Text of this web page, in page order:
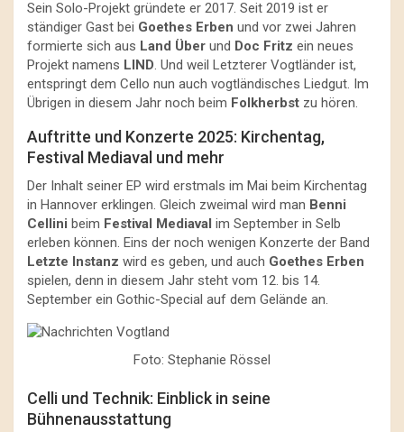
Sein Solo-Projekt gründete er 2017. Seit 2019 ist er
ständiger Gast bei Goethes Erben und vor zwei Jahren
formierte sich aus Land Über und Doc Fritz ein neues
Projekt namens LIND. Und weil Letzterer Vogtländer ist,
entspringt dem Cello nun auch vogtländisches Liedgut. Im
Übrigen in diesem Jahr noch beim Folkherbst zu hören.
Auftritte und Konzerte 2025: Kirchentag,
Festival Mediaval und mehr
Der Inhalt seiner EP wird erstmals im Mai beim Kirchentag
in Hannover erklingen. Gleich zweimal wird man Benni
Cellini beim Festival Mediaval im September in Selb
erleben können. Eins der noch wenigen Konzerte der Band
Letzte Instanz wird es geben, und auch Goethes Erben
spielen, denn in diesem Jahr steht vom 12. bis 14.
September ein Gothic-Special auf dem Gelände an.
Foto: Stephanie Rössel
Celli und Technik: Einblick in seine
Bühnenausstattung